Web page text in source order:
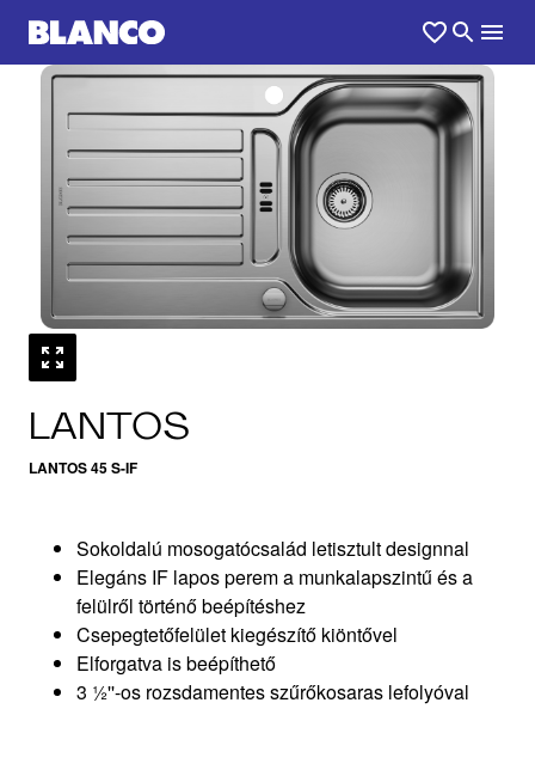
LANTOS
LANTOS 45 S-IF
0
Sokoldalú mosogatócsalád letisztult designnal
Elegáns IF lapos perem a munkalapszintű és a
felülről történő beépítéshez
Csepegtetőfelület kiegészítő kiöntővel
Elforgatva is beépíthető
3 ½''-os rozsdamentes szűrőkosaras lefolyóval